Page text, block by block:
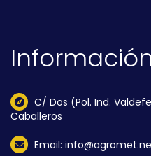
C/ Dos (Pol. Ind.
Caballeros
Email: